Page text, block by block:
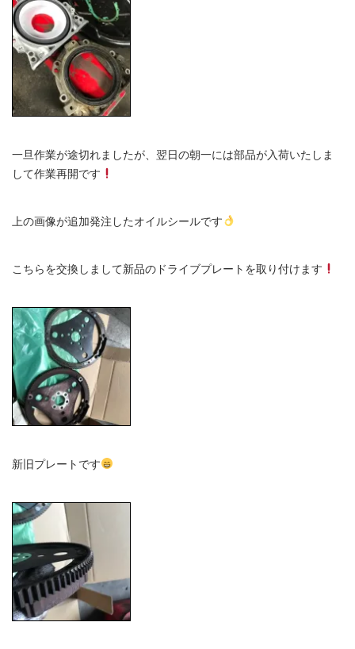
一旦作業が途切れましたが、翌日の朝一には部品が入荷いたしま
して作業再開です
上の画像が追加発注したオイルシールです
こちらを交換しまして新品のドライブプレートを取り付けます
新旧プレートです